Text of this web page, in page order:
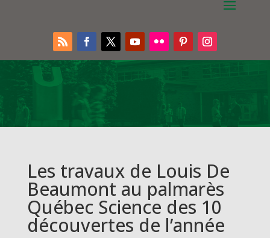
Les travaux de Louis De
Beaumont au palmarès
Québec Science des 10
découvertes de l’année